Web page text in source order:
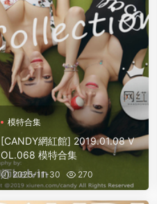
模特合集
[CANDY網紅館] 2019.01.08 V
OL.068 模特合集
2025-11-30 270